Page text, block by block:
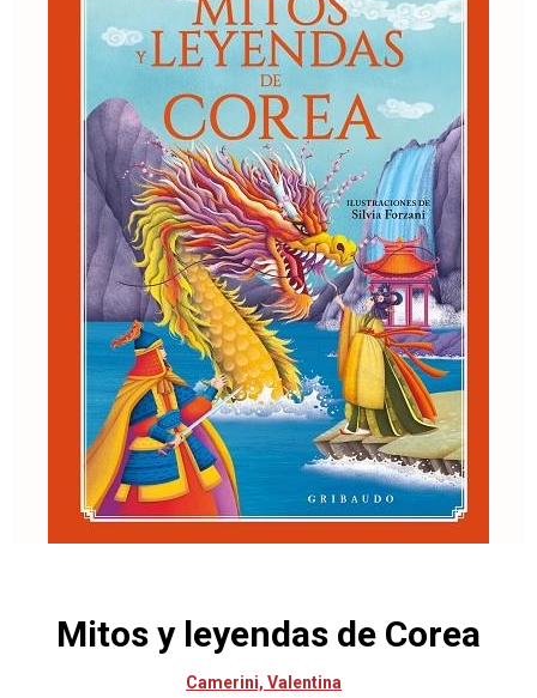
Mitos y leyendas de Corea
Camerini, Valentina